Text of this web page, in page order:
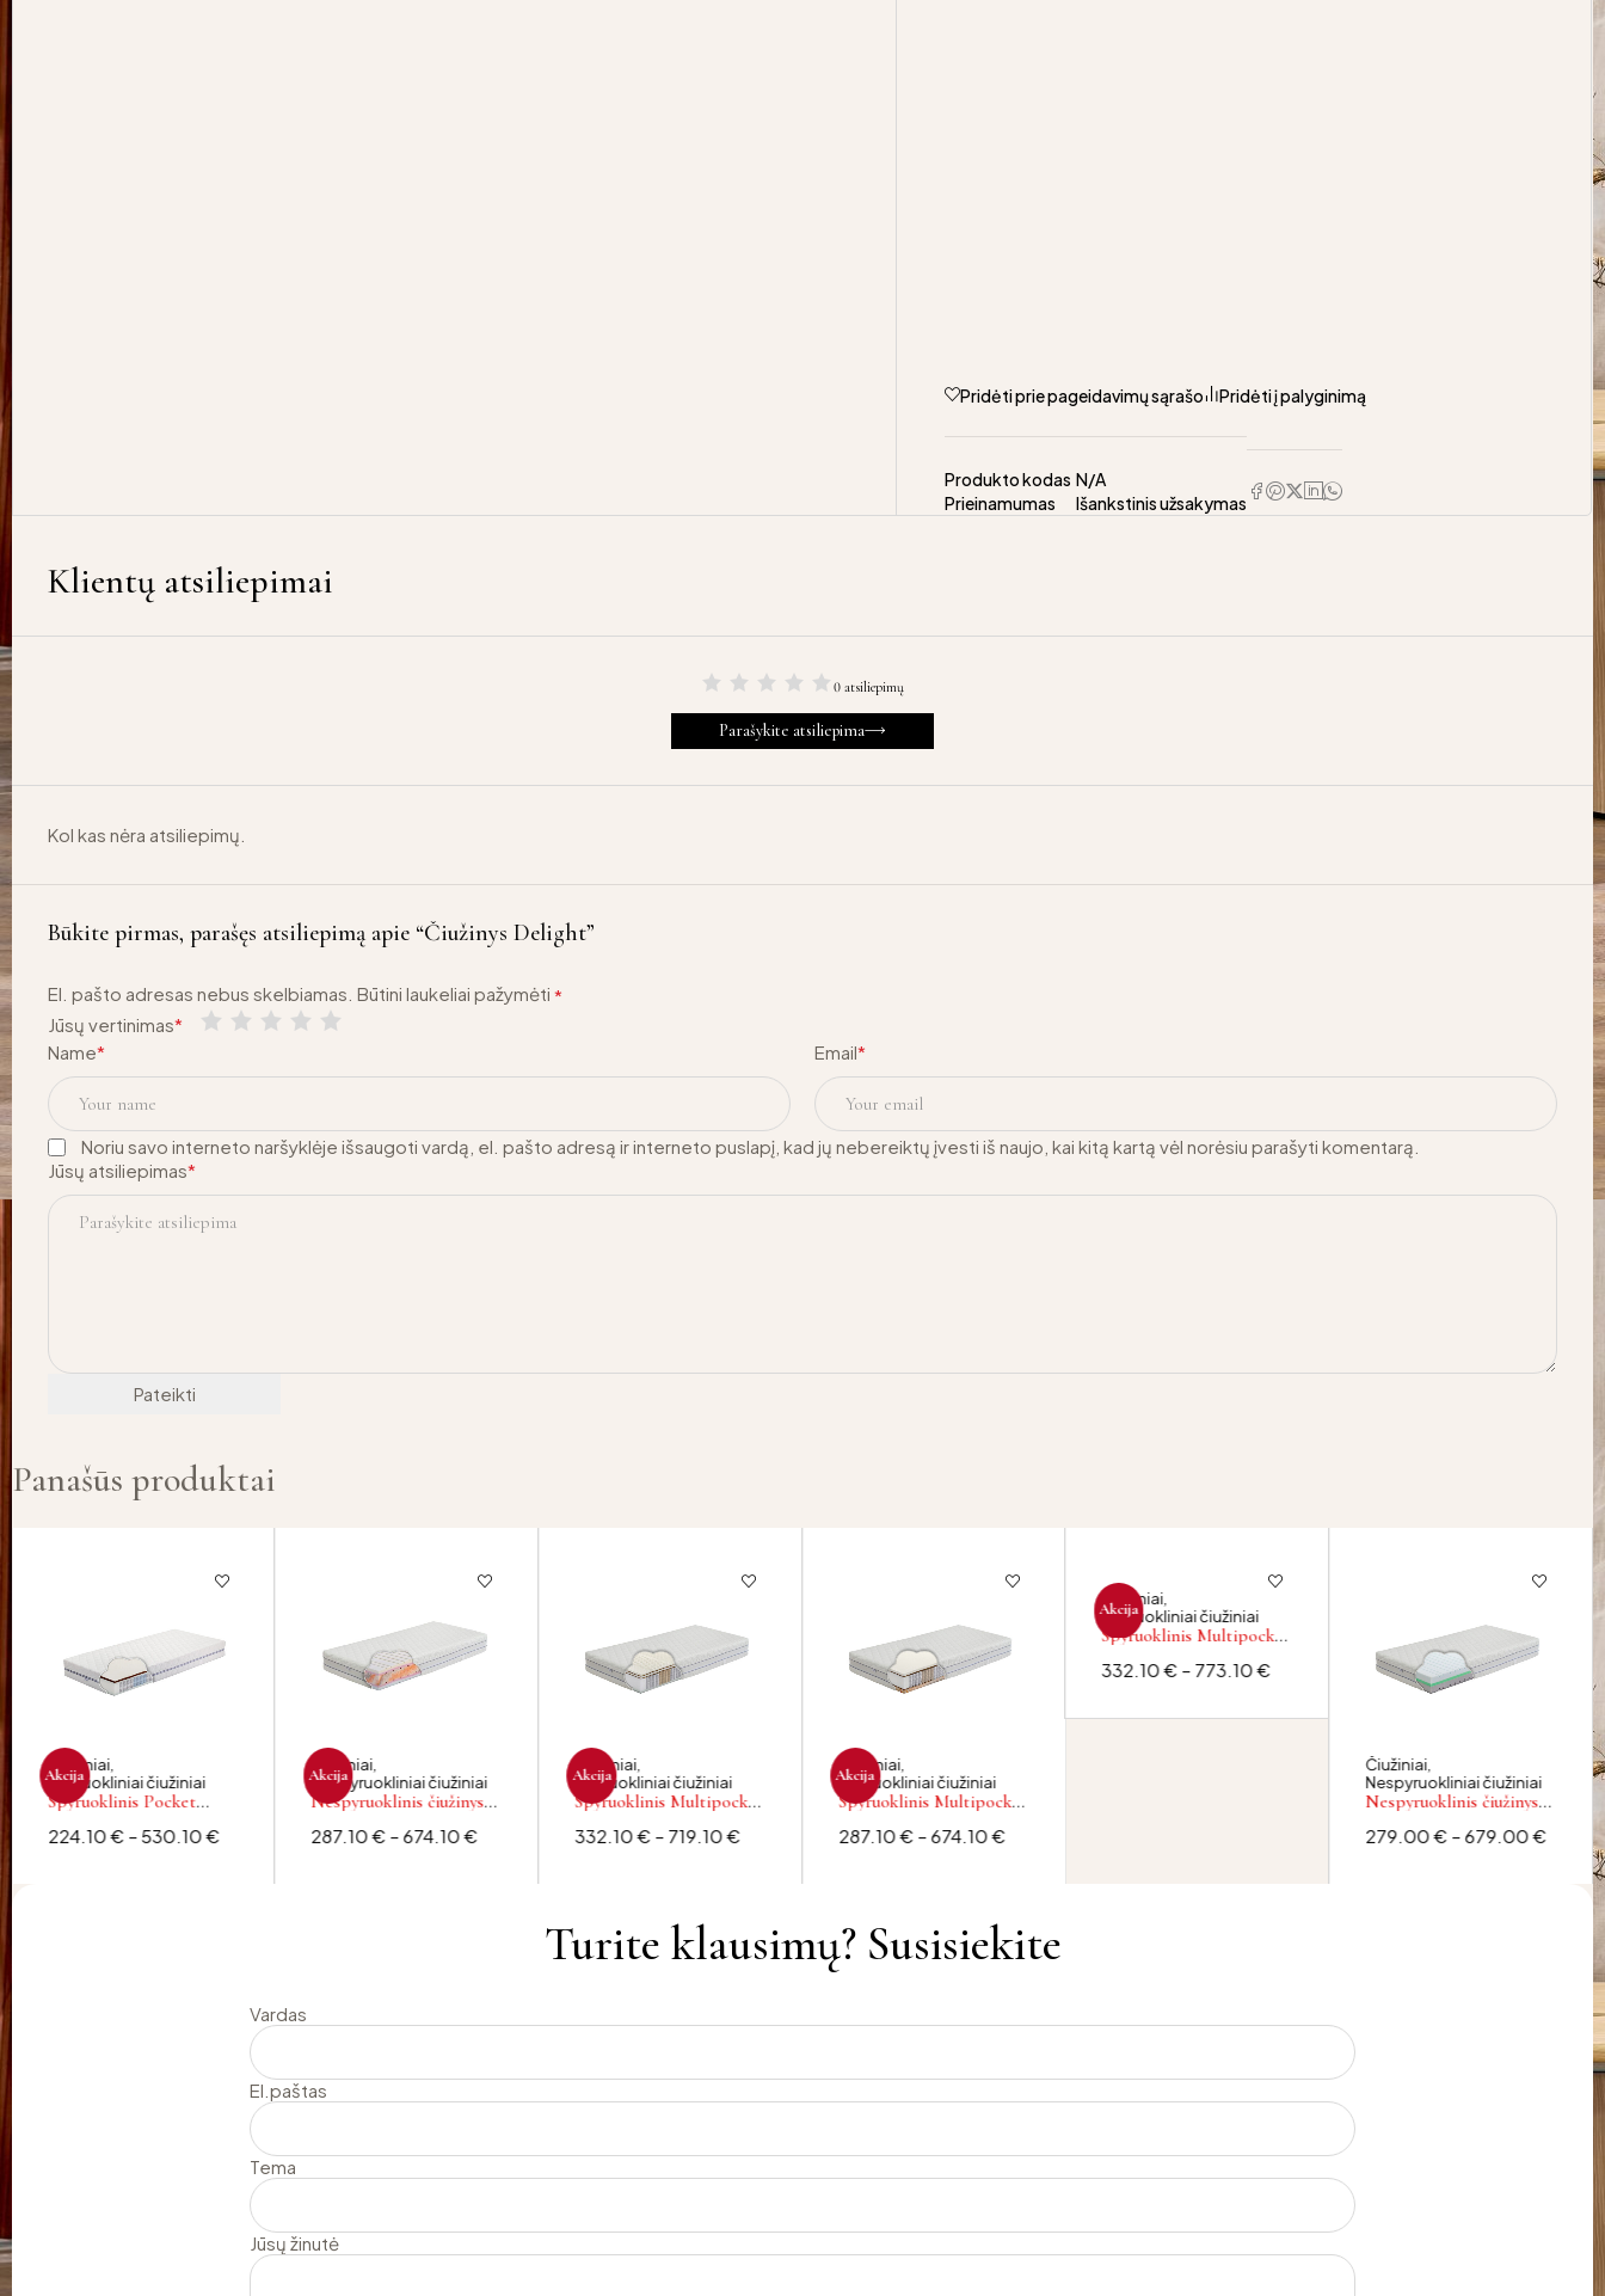
Pridėti prie pageidavimų sąrašo Pridėti į palyginimą
Produkto kodas N/A
Prieinamumas
Išankstinis užsakymas
Klientų atsiliepimai
0 atsiliepimų
Parašykite atsiliepima
Kol kas nėra atsiliepimų.
Būkite pirmas, parašęs atsiliepimą apie “Čiužinys Delight”
El. pašto adresas nebus skelbiamas. Būtini laukeliai pažymėti *
Jūsų vertinimas*
Jūsų atsiliepimas*
Name* Email*
Noriu savo interneto naršyklėje išsaugoti vardą, el. pašto adresą ir interneto puslapį, kad jų nebereiktų įvesti iš naujo, kai kitą kartą vėl norėsiu parašyti komentarą.
Panašūs produktai
Akcija
Čiužiniai,
Spyruokliniai čiužiniai
Spyruoklinis Pocket
224.10€ –530.10€
Akcija
Čiužiniai
Nespyruokliniai čiužiniai
Nespyruoklinis čiužinys
287.10€ –674.10€
Akcija
Čiužiniai
Spyruokliniai čiužiniai
Spyruoklinis Multipocket
332.10€ – 719.10€
Akcija
Čiužiniai,
Spyruokliniai čiužiniai
Spyruoklinis Multipocket
287.10€ –674.10€
Akcija
Čiužiniai
Spyruokliniai čiužiniai
Spyruoklinis Multipocket
332.10€ – 773.10€
Čiužiniai
Nespyruokliniai čiužiniai
Nespyruoklinis čiužinys
279.00€ –679.00€
Turite klausimų? Susisiekite
Vardas
El.paštas
Tema
Jūsų žinutė